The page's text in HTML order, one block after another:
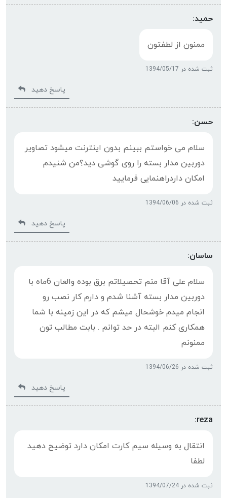
حمید:
ممنون از لطفتون
ثبت شده در 1394/05/17
پاسخ دهید
حسن:
سلام می خواستم ببینم بدون اینترنت میشود تصاویر
دوربین مدار بسته را روی گوشی دید؟من شنیدم
امکان داردراهنمایی فرمایید
ثبت شده در 1394/06/06
پاسخ دهید
ساسان:
سلام علی آقا منم تحصیلاتم برق بوده والعان 6ماه با
دوربین مدار بسته آشنا شدم و دارم کار نصب رو
انجام میدم خوشحال میشم که در این زمینه با شما
همکاری کنم البته در حد توانم . بابت مطالب تون
ممنونم
ثبت شده در 1394/06/26
پاسخ دهید
reza:
انتقال به وسيله سيم كارت امكان دارد توضيح دهيد
لطفا
ثبت شده در 1394/07/24